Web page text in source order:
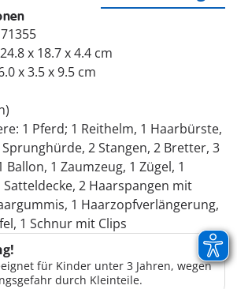
71355
24.8 x 18.7 x 4.4 cm
x 3.5 x 9.5 cm
1 Pferd; 1 Reithelm, 1 Haarbürste,
2 Stangen, 2 Bretter, 3
Ballon, 1 Zaumzeug, 1 Zügel, 1
Satteldecke, 2 Haarspangen mit
1 Haarzopfverlängerung,
1 Schnur mit Clips
für Kinder unter 3 Jahren, wegen
durch Kleinteile.